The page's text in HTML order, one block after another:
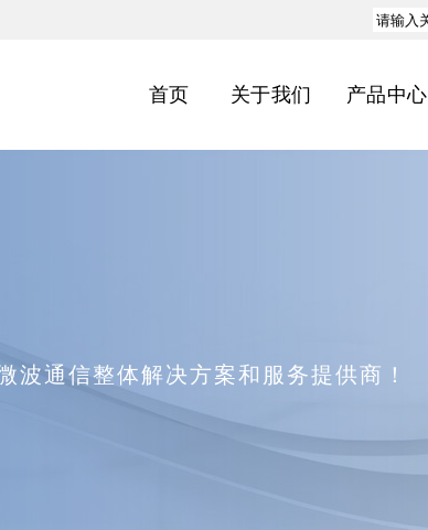
首页 关于我们 产品中心
通信整体解决方案和服务提供商！